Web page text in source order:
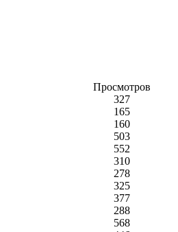
Просмотров
327
165
160
503
552
310
278
325
377
288
568